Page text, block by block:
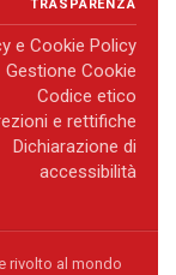
TRASPARENZA
e Cookie Policy
Gestione Cookie
Codice etico
e rettifiche
Dichiarazione di
accessibilità
rivolto al mondo